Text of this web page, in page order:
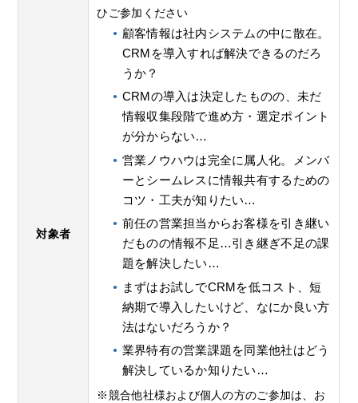
対象者
ひご参加ください
顧客情報は社内システムの中に散在。
CRMを導入すれば解決できるのだろ
うか？
CRMの導入は決定したものの、未だ
情報収集段階で進め方・選定ポイント
が分からない…
営業ノウハウは完全に属人化。メンバ
ーとシームレスに情報共有するための
コツ・工夫が知りたい…
前任の営業担当からお客様を引き継い
だものの情報不足…引き継ぎ不足の課
題を解決したい…
まずはお試しでCRMを低コスト、短
納期で導入したいけど、なにか良い方
法はないだろうか？
業界特有の営業課題を同業他社はどう
解決しているか知りたい…
※競合他社様および個人の方のご参加は、お